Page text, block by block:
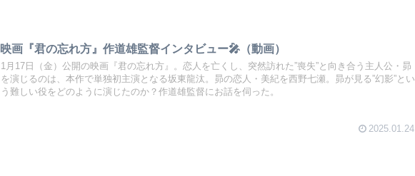
映画『君の忘れ方』作道雄監督インタビュー🎤（動画）
1月17日（金）公開の映画『君の忘れ方』。恋人を亡くし、突然訪れた”喪失”と向き合う主人公・昴
を演じるのは、本作で単独初主演となる坂東龍汰。昴の恋人・美紀を西野七瀬。昴が見る”幻影”とい
う難しい役をどのように演じたのか？作道雄監督にお話を伺った。
2025.01.24